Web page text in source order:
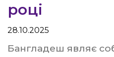
році
28.10.2025
Бангладеш являє